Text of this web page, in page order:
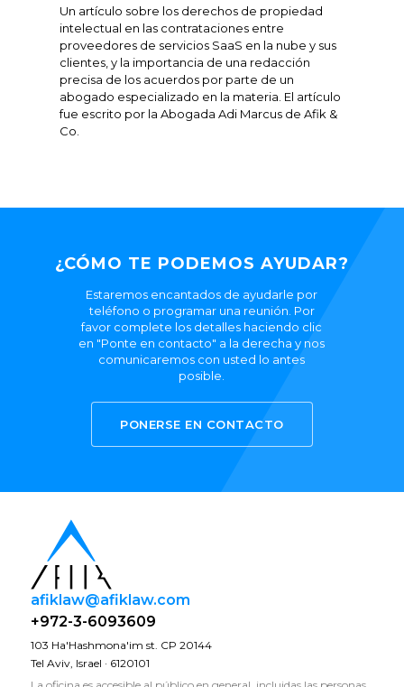
Un artículo sobre los derechos de propiedad
intelectual en las contrataciones entre
proveedores de servicios SaaS en la nube y sus
clientes, y la importancia de una redacción
precisa de los acuerdos por parte de un
abogado especializado en la materia. El artículo
fue escrito por la Abogada Adi Marcus de Afik &
Co.
¿CÓMO TE PODEMOS AYUDAR?
Estaremos encantados de ayudarle por
teléfono o programar una reunión. Por
favor complete los detalles haciendo clic
en "Ponte en contacto" a la derecha y nos
comunicaremos con usted lo antes
posible.
PONERSE EN CONTACTO
afiklaw@afiklaw.com
+972-3-6093609
103 Ha'Hashmona'im st. CP 20144
Tel Aviv, Israel · 6120101